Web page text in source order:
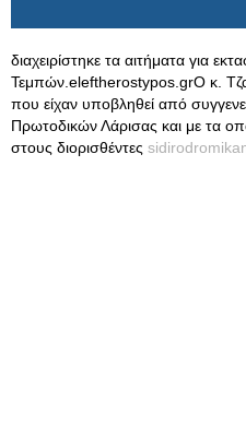
διαχειρίστηκε τα αιτήματα για
Τεμπών.eleftherostypos.grΟ κ.
που είχαν υποβληθεί από
Πρωτοδικών Λάρισας και με τα
στους διορισθέντες